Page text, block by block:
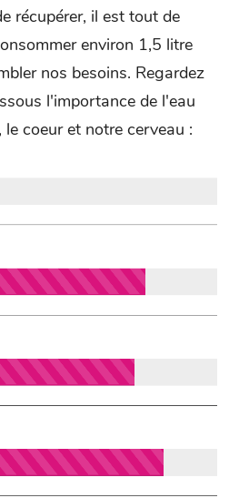
récupérer, il est tout de
environ 1,5 litre
nos besoins. Regardez
l'importance de l'eau
coeur et notre cerveau :